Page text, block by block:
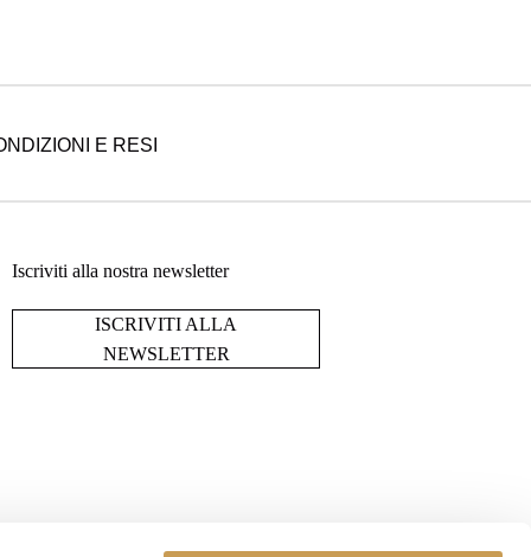
E RESI
Iscriviti alla nostra newsletter
ISCRIVITI ALLA
NEWSLETTER